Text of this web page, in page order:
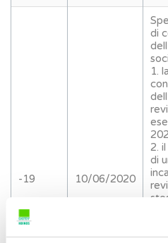
-19 10/06/2020
di
1.
2.
di